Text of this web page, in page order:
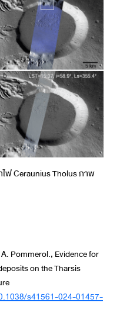
ไฟ Ceraunius Tholus ภาพ
Pommerol., Evidence for
on the Tharsis
s41561-024-01457-